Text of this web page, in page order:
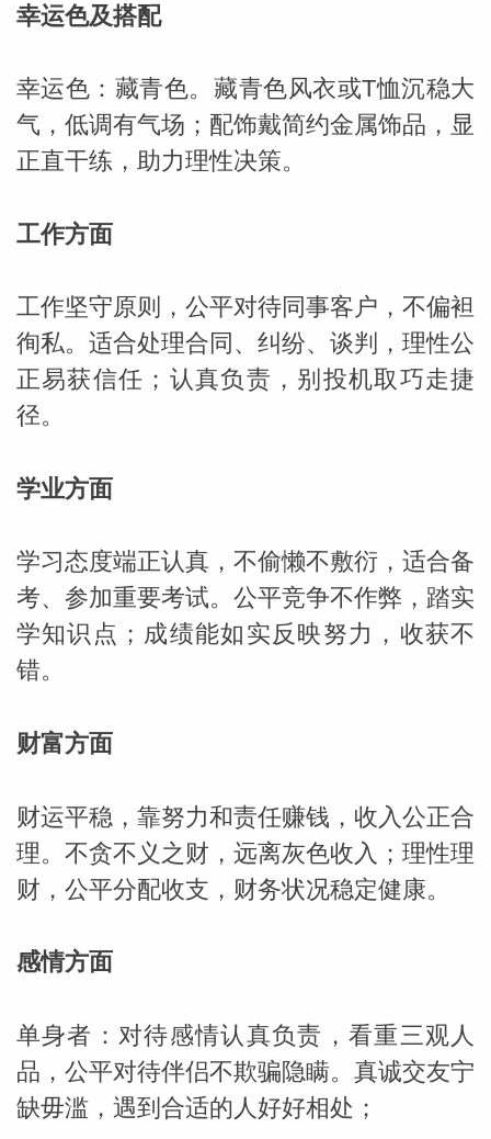
_susan
勒
幸运色及搭配
幸运色：藏青色。藏青色风衣或T恤沉稳大
气，低调有气场；配饰戴简约金属饰品，显
正直干练，助力理性决策。
工作方面
工作坚守原则，公平对待同事客户，不偏袒
徇私。适合处理合同、纠纷、谈判，理性公
正易获信任；认真负责，别投机取巧走捷
径。
学业方面
学习态度端正认真，不偷懒不敷衍，适合备
考、参加重要考试。公平竞争不作弊，踏实
学知识点；成绩能如实反映努力，收获不
错。
财富方面
财运平稳，靠努力和责任赚钱，收入公正合
理。不贪不义之财，远离灰色收入；理性理
财，公平分配收支，财务状况稳定健康。
感情方面
单身者：对待感情认真负责，看重三观人
品，公平对待伴侣不欺骗隐瞒。真诚交友宁
缺毋滥，遇到合适的人好好相处；